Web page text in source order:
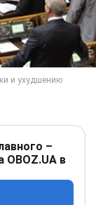
–
OBOZ.UA в